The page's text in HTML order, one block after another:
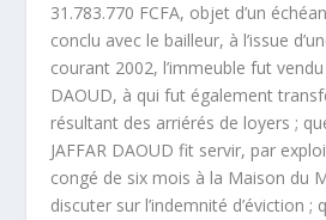
31.783.770 FCFA, objet d’un
conclu avec le bailleur, à l’issue
courant 2002, l’immeuble fut vendu
DAOUD, à qui fut également
résultant des arriérés de loyers ;
JAFFAR DAOUD fit servir, par
congé de six mois à la Maison du
discuter sur l’indemnité d’éviction ;